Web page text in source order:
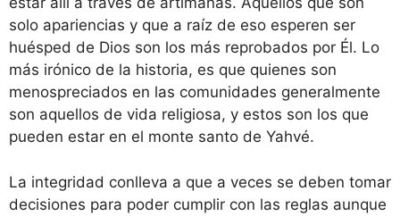
solo apariencias y que a raíz de eso esperen ser
huésped de Dios son los más reprobados por Él. Lo
más irónico de la historia, es que quienes son
menospreciados en las comunidades generalmente
son aquellos de vida religiosa, y estos son los que
pueden estar en el monte santo de Yahvé.
La integridad conlleva a que a veces se deben tomar
decisiones para poder cumplir con las reglas aunque